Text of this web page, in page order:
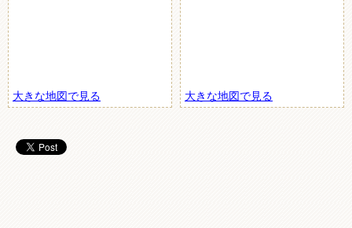
大きな地図で見る 大きな地図で見る